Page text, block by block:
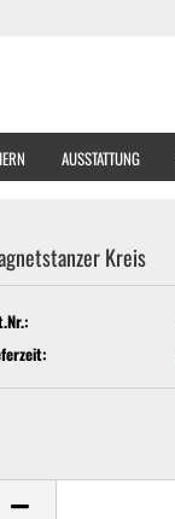
AUSSTATTUNG
Kreis